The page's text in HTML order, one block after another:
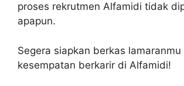
proses rekrutmen Alfamidi tidak
apapun.
Segera siapkan berkas lamaranmu
kesempatan berkarir di Alfamidi!